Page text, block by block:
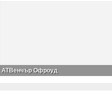
АТВенчър Офроуд